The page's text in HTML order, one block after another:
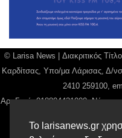
Το larisanews.gr
© Larisa News | Διακριτικός
Καρδίτσας, Υπο/μα Λάρισας, Δ/
2410 259100,
Αρ. Γεμή: 018804431000, Νόμιμος
Παναγιώτης Φιλίππου,
Σύνταξης: